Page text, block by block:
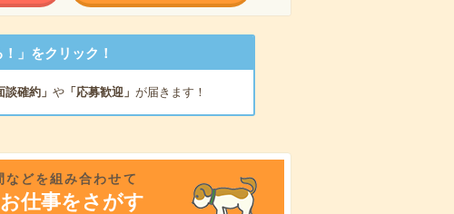
」をクリック！
談確約」 や「応募歓迎」 が届きます！
どを組み合わせて
仕事をさがす